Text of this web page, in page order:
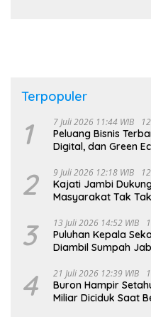
Terpopuler
1 7 Juli 2026 11:44 WIB
Peluang Bisnis
Digital, dan Green
2 9 Juli 2026 12:18 WIB
Kajati Jambi
Masyarakat Tak
3 13 Juli 2026 14:52 WIB
Puluhan Kepala
Diambil Sumpah
4 21 Juli 2026 12:39 WIB
Buron Hampir
Miliar Diciduk Saat